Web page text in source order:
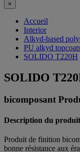
×
Accueil
Interior
Alkyd-based
PU alkyd
SOLIDO T220H
SOLIDO
bicomposant
Description du produit
Produit de finition
bonne résistance aux